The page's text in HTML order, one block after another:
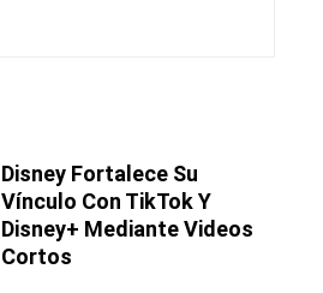
Disney Fortalece Su
Vínculo Con TikTok Y
Disney+ Mediante Videos
Cortos